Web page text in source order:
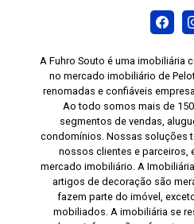
A Fuhro Souto é uma imobiliária
no mercado imobiliário de
renomadas e confiáveis
Ao todo somos mais de
segmentos de vendas,
condomínios. Nossas soluções
nossos clientes e parceiros,
mercado imobiliário. A
artigos de decoração são
fazem parte do imóvel,
mobiliados. A imobiliária se